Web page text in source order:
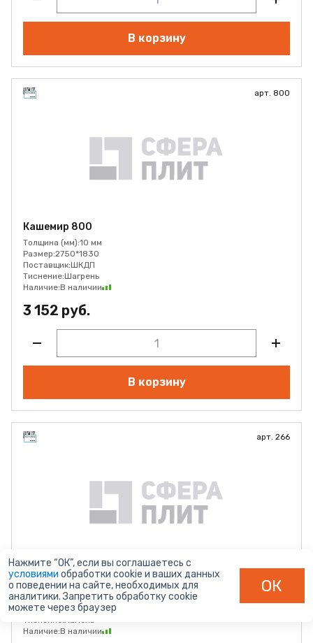
В корзину
арт. 800
Кашемир 800
Толщина (мм):10 мм
Размер:2750*1830
Поставщик:ШКДП
Тиснение:Шагрень
Наличие:В наличии
3 152 руб.
В корзину
арт. 266
Дуб Апрельский Шоколад 266
Толщина (мм): 16 мм
Размер:2750*1830
Поставщик:ВохтогаЛесДрев
Тиснение:Ламель
Наличие:В наличии
Нажмите “ОК”, если вы соглашаетесь с
условиями обработки cookie и ваших данных
о поведении на сайте, необходимых для
аналитики. Запретить обработку cookie
можете через браузер
ОК